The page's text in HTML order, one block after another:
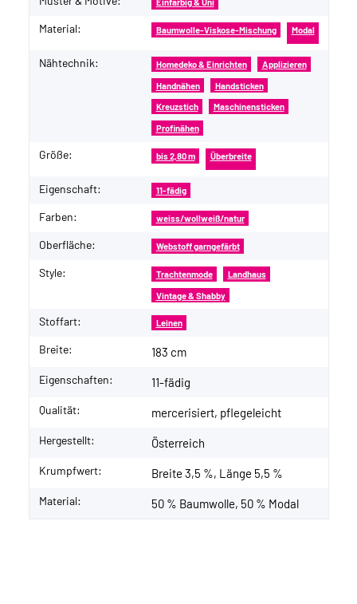
Material: Baumwolle-Viskose-Mischung Modal
Nähtechnik: Homedeko & Einrichten Applizieren
Handnähen Handsticken
Kreuzstich Maschinensticken
Profinähen
Größe: bis 2,80 m Überbreite
Eigenschaft: 11-fädig
Farben: weiss/wollweiß/natur
Oberfläche: Webstoff garngefärbt
Style: Trachtenmode Landhaus
Vintage & Shabby
Stoffart: Leinen
Breite: 183 cm
Eigenschaften: 11-fädig
Qualität: mercerisiert, pflegeleicht
Hergestellt: Österreich
Krumpfwert: Breite 3,5 %, Länge 5,5 %
Material: 50 % Baumwolle, 50 % Modal